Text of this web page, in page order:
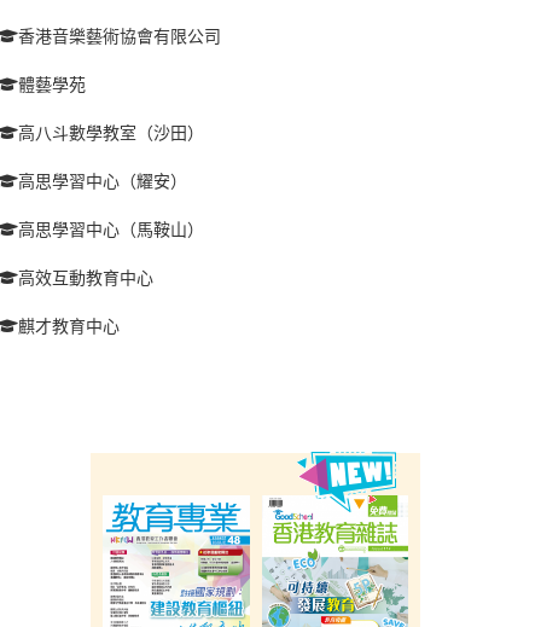
香港音樂藝術協會有限公司
體藝學苑
高八斗數學教室（沙田）
高思學習中心（耀安）
高思學習中心（馬鞍山）
高效互動教育中心
麒才教育中心